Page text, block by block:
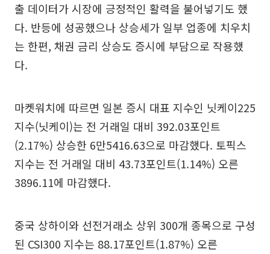
출 데이터가 시장에 긍정적인 활력을 불어넣기도 했
다. 반등에 성공했으나 상승세가 일부 업종에 치우치
는 한편, 채권 금리 상승도 증시에 부담으로 작용했
다.
마켓워치에 따르면 일본 증시 대표 지수인 닛케이225
지수(닛케이)는 전 거래일 대비 392.03포인트
(2.17%) 상승한 6만5416.63으로 마감했다. 토픽스
지수는 전 거래일 대비 43.73포인트(1.14%) 오른
3896.11에 마감했다.
중국 상하이와 선전거래소 상위 300개 종목으로 구성
된 CSI300 지수는 88.17포인트(1.87%) 오른